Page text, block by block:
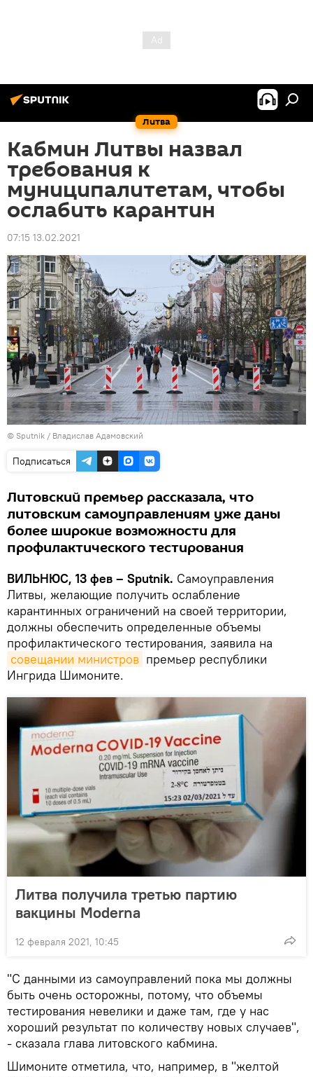
Литва
Кабмин Литвы назвал
требования к
муниципалитетам, чтобы
ослабить карантин
07:15 13.02.2021
© Sputnik / Владислав Адамовский
Подписаться
Литовский премьер рассказала, что
литовским самоуправлениям уже даны
более широкие возможности для
профилактического тестирования
ВИЛЬНЮС, 13 фев – Sputnik. Самоуправления
Литвы, желающие получить ослабление
карантинных ограничений на своей территории,
должны обеспечить определенные объемы
профилактического тестирования, заявила на
совещании министров премьер республики
Ингрида Шимоните.
Литва получила третью партию
вакцины Moderna
12 февраля 2021, 10:45
"С данными из самоуправлений пока мы должны
быть очень осторожны, потому, что объемы
тестирования невелики и даже там, где у нас
хороший результат по количеству новых случаев",
- сказала глава литовского кабмина.
Шимоните отметила, что, например, в "желтой